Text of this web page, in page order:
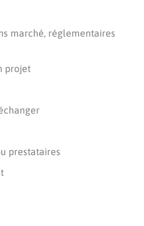
marché, réglementaires
projet
prestataires